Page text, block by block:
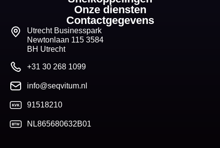
Onze diensten
Contactgegevens
Utrecht Businesspark
Newtonlaan 115 3584
BH Utrecht
+31 30 268 1099
info@seqvitum.nl
91518210
NL865680632B01